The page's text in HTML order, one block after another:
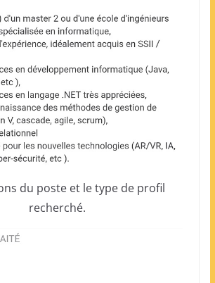
du poste et le type de profil
recherché.